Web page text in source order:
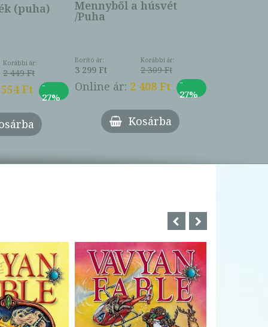
(puha)
Korábbi ár:
2 449 Ft
Ft
-
27%
Mennyből a húsvét
/Puha
Borító ár:
3 299 Ft
Korábbi ár:
2 309 Ft
Online ár: 2 408 Ft
-
27%
Kosárba